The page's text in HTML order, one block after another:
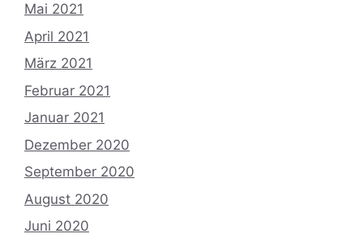
Mai 2021
April 2021
März 2021
Februar 2021
Januar 2021
Dezember 2020
September 2020
August 2020
Juni 2020